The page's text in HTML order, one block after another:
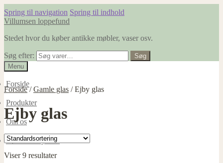
Spring til navigation Spring til indhold
Villumsen loppefund
Stedet hvor du køber antikke møbler, vaser osv.
Søg efter:
Søg
Menu
Forside
Produkter
Om os
Dødsboer ryddes
Forside/Gamle glas /Ejby glas
Ejby glas
Viser 9 resultater